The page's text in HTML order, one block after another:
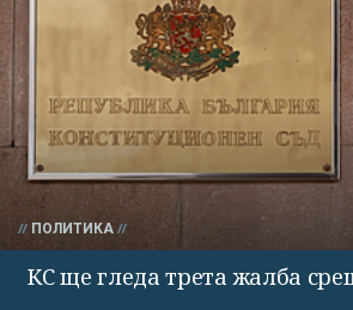
ПОЛИТИКА
КС ще гледа трета жалба